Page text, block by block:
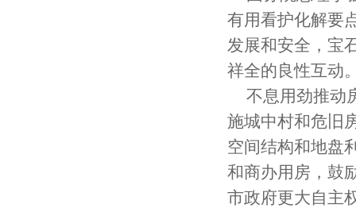
有用看护化解要
发展和安全，宝
祥全的良性互动
不息用劲推动
施城中村和危旧
空间结构和地盘
和商办用房，鼓
市政府更大自主